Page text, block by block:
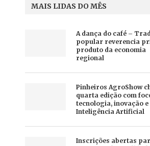
MAIS LIDAS DO MÊS
A dança do café –
popular reverencia
produto da economia
regional
Pinheiros AgroShow
quarta edição com
tecnologia, inovação e
Inteligência Artificial
Inscrições abertas